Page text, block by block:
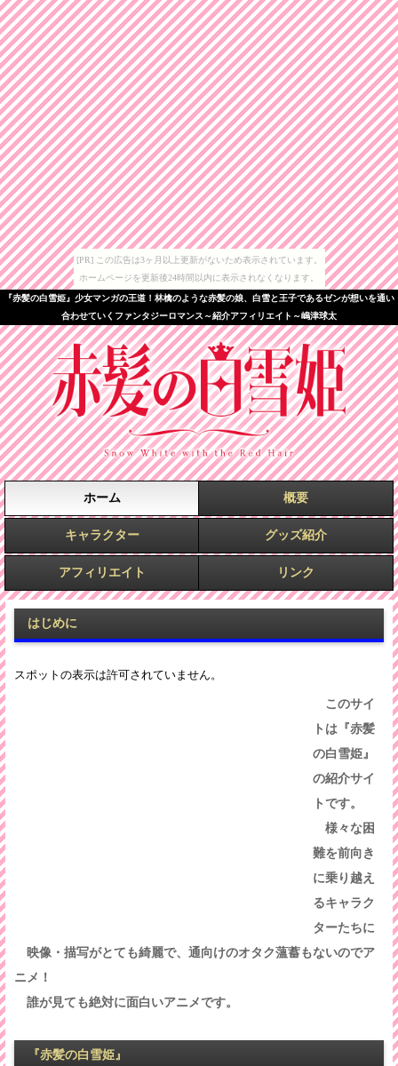
[PR] この広告は3ヶ月以上更新がないため表示されています。
ホームページを更新後24時間以内に表示されなくなります。
『赤髪の白雪姫』少女マンガの王道！林檎のような赤髪の娘、白雪と王子であるゼンが想いを通い
合わせていくファンタジーロマンス～紹介アフィリエイト～嶋津球太
ホーム 概要
キャラクター グッズ紹介
アフィリエイト リンク
はじめに
このサイ
トは『赤髪
の白雪姫』
の紹介サイ
トです。
様々な困
難を前向き
に乗り越え
るキャラク
ターたちに
映像・描写がとても綺麗で、通向けのオタク薀蓄もないのでア
ニメ！
誰が見ても絶対に面白いアニメです。
『赤髪の白雪姫』